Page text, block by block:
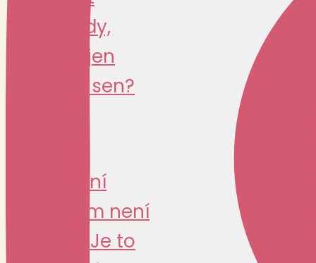
legendy,
nebo jen
drahý sen?
Legální
custom není
nuda. Je to